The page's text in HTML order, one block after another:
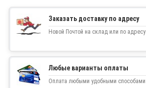
Заказать доставку по адресу
Новой Почтой на склад или по адресу
Любые варианты оплаты
Оплата любыми удобными способами